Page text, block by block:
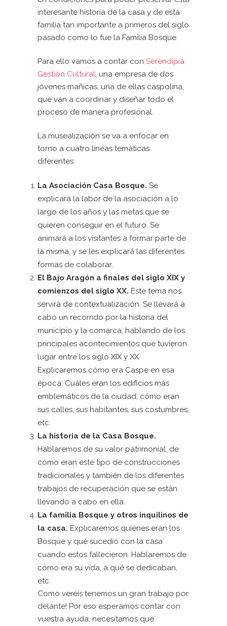
interesante historia de la casa y de esta
familia tan importante a primeros del siglo
pasado como lo fue la Familia Bosque.
Para ello vamos a contar con Serendipia
Gestión Cultural, una empresa de dos
jóvenes mañicas, una de ellas caspolina,
que van a coordinar y diseñar todo el
proceso de manera profesional.
La musealización se va a enfocar en
torno a cuatro líneas temáticas
diferentes:
La Asociación Casa Bosque. Se
explicará la labor de la asociación a lo
largo de los años y las metas que se
quieren conseguir en el futuro. Se
animará a los visitantes a formar parte de
la misma, y se les explicará las diferentes
formas de colaborar.
El Bajo Aragón a finales del siglo XIX y
comienzos del siglo XX. Este tema nos
servirá de contextualización. Se llevará a
cabo un recorrido por la historia del
municipio y la comarca, hablando de los
principales acontecimientos que tuvieron
lugar entre los siglo XIX y XX.
Explicaremos cómo era Caspe en esa
época: Cuáles eran los edificios más
emblemáticos de la ciudad, cómo eran
sus calles, sus habitantes, sus costumbres,
etc.
La historia de la Casa Bosque.
Hablaremos de su valor patrimonial, de
cómo eran este tipo de construcciones
tradicionales y también de los diferentes
trabajos de recuperación que se están
llevando a cabo en ella.
La familia Bosque y otros inquilinos de
la casa. Explicaremos quienes eran los
Bosque y qué sucedió con la casa
cuando estos fallecieron. Hablaremos de
cómo era su vida, a qué se dedicaban,
etc.
Como veréis tenemos un gran trabajo por
delante! Por eso esperamos contar con
vuestra ayuda, necesitamos que